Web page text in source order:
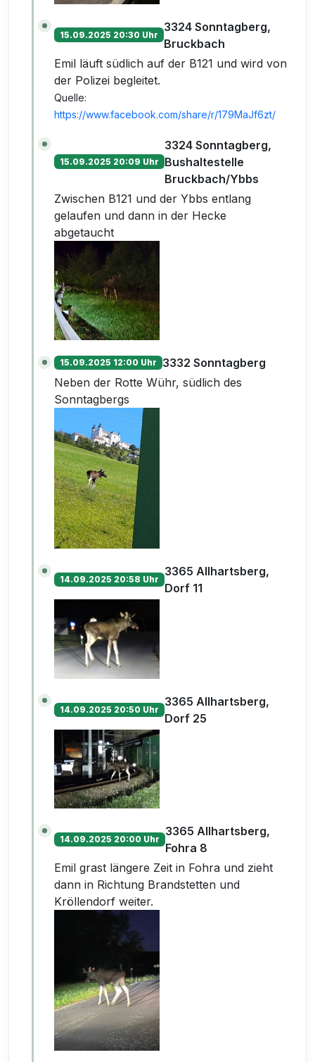
15.09.2025 20:30 Uhr
3324 Sonntagberg,
Bruckbach
Emil läuft südlich auf der B121 und wird von
der Polizei begleitet.
Quelle:
https://www.facebook.com/share/r/179MaJf6zt/
15.09.2025 20:09 Uhr
3324 Sonntagberg,
Bushaltestelle
Bruckbach/Ybbs
Zwischen B121 und der Ybbs entlang
gelaufen und dann in der Hecke
abgetaucht
15.09.2025 12:00 Uhr 3332 Sonntagberg
Neben der Rotte Wühr, südlich des
Sonntagbergs
14.09.2025 20:58 Uhr
3365 Allhartsberg,
Dorf 11
14.09.2025 20:50 Uhr
3365 Allhartsberg,
Dorf 25
14.09.2025 20:00 Uhr
3365 Allhartsberg,
Fohra 8
Emil grast längere Zeit in Fohra und zieht
dann in Richtung Brandstetten und
Kröllendorf weiter.